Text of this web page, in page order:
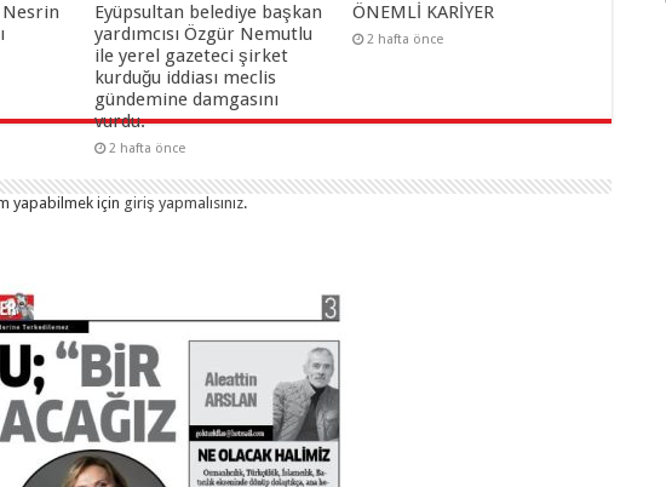
Nesrin
Eyüpsultan belediye başkan
yardımcısı Özgür Nemutlu
ile yerel gazeteci şirket
kurduğu iddiası meclis
gündemine damgasını
vurdu.
2 hafta önce
ÖNEMLİ KARİYER
2 hafta önce
yapabilmek için giriş yapmalısınız.